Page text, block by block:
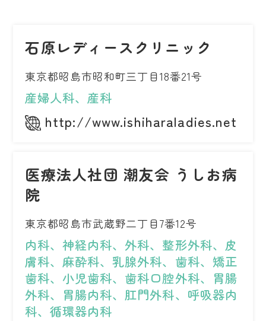
石原レディースクリニック
東京都昭島市昭和町三丁目18番21号
産婦人科、産科
http://www.ishiharaladies.net
医療法人社団 潮友会 うしお病
院
東京都昭島市武蔵野二丁目7番12号
内科、神経内科、外科、整形外科、皮
膚科、麻酔科、乳腺外科、歯科、矯正
歯科、小児歯科、歯科口腔外科、胃腸
外科、胃腸内科、肛門外科、呼吸器内
科、循環器内科